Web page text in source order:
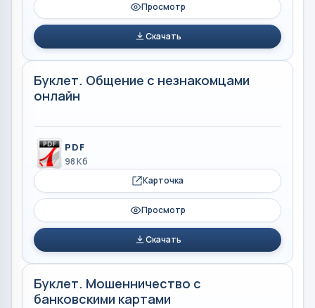
Просмотр
Скачать
Буклет. Общение с незнакомцами
онлайн
PDF
98 Кб
Карточка
Просмотр
Скачать
Буклет. Мошенничество с
банковскими картами